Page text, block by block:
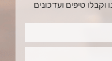
טיפים ועדכונים